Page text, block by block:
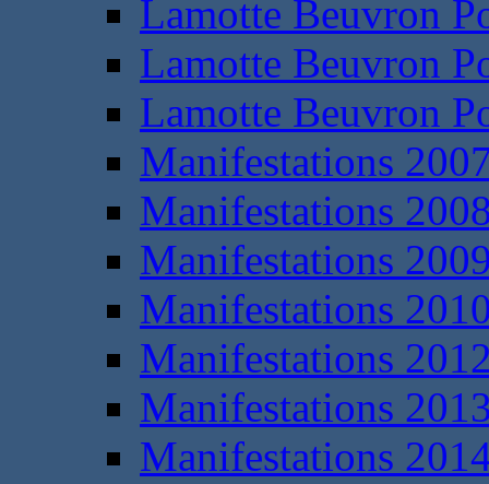
Lamotte Beuvron
Lamotte Beuvron
Lamotte Beuvron
Manifestations
Manifestations
Manifestations
Manifestations
Manifestations
Manifestations
Manifestations